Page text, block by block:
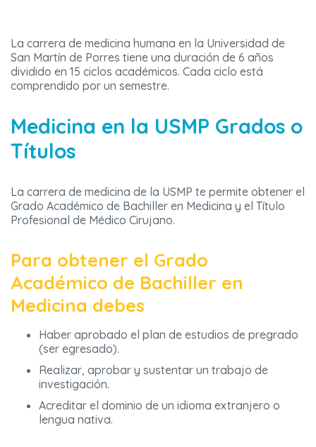
La carrera de medicina humana en la Universidad de
San Martín de Porres tiene una duración de 6 años
dividido en 15 ciclos académicos. Cada ciclo está
comprendido por un semestre.
Medicina en la USMP Grados o
Títulos
La carrera de medicina de la USMP te permite obtener el
Grado Académico de Bachiller en Medicina y el Título
Profesional de Médico Cirujano.
Para obtener el Grado
Académico de Bachiller en
Medicina debes
Haber aprobado el plan de estudios de pregrado
(ser egresado).
Realizar, aprobar y sustentar un trabajo de
investigación.
Acreditar el dominio de un idioma extranjero o
lengua nativa.